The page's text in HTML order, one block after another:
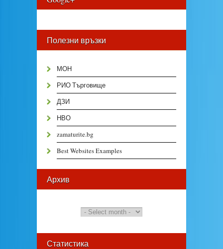
Полезни връзки
МОН
РИО Търговище
ДЗИ
НВО
zamaturite.bg
Best Websites Examples
Архив
Статистика